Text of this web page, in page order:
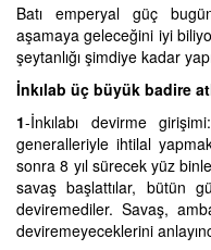
Batı emperyal güç
aşamaya geleceğini iyi
şeytanlığı şimdiye kadar
İnkılab üç büyük badire
1-İnkılabı devirme
generalleriyle ihtilal
sonra 8 yıl sürecek yüz
savaş başlattılar, bütün
deviremediler. Savaş,
deviremeyeceklerini